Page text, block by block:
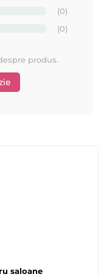
(0)
(0)
produs.
saloane